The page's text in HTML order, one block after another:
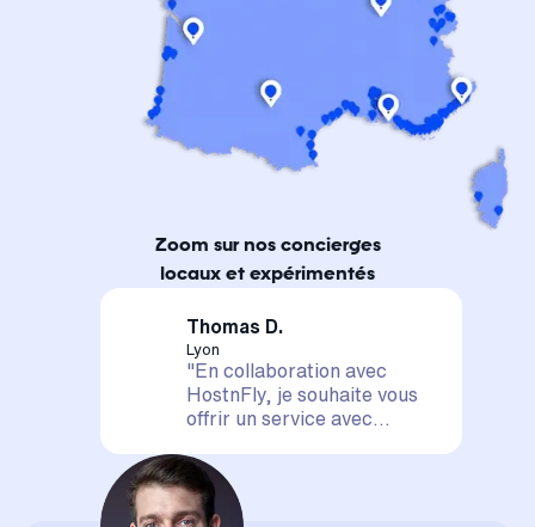
Zoom sur nos concierges
locaux et expérimentés
Thomas D.
Lyon
"En collaboration avec
HostnFly, je souhaite vous
offrir un service avec
logement est entre de
bonnes mains, il sera mis en
valeur et géré de A à Z. La